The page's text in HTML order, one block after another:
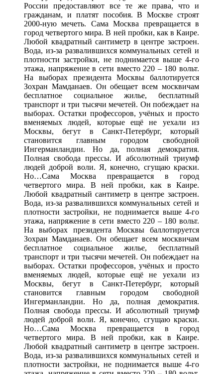
России предоставляют все те же права, что и
гражданам, и платят пособия. В Москве строят
2000-ную мечеть. Сама Москва превращается в
город четвертого мира. В ней пробки, как в Каире.
Любой квадратный сантиметр в центре застроен.
Вода, из-за развалившихся коммунальных сетей и
плотности застройки, не поднимается выше 4-го
этажа, напряжение в сети вместо 220 – 180 вольт.
На выборах президента Москвы баллотируется
Зохран Мамданаев. Он обещает всем москвичам
бесплатное социальное жилье, бесплатный
транспорт и три тысячи мечетей. Он побеждает на
выборах. Остатки профессоров, учёных и просто
вменяемых людей, которые ещё не уехали из
Москвы, бегут в Санкт-Петербург, который
становится главным городом свободной
Ингерманландии. Но да, полная демократия.
Полная свобода прессы. И абсолютный триумф
людей доброй воли. Я, конечно, сгущаю краски.
Но…Сама Москва превращается в город
четвертого мира. В ней пробки, как в Каире.
Любой квадратный сантиметр в центре застроен.
Вода, из-за развалившихся коммунальных сетей и
плотности застройки, не поднимается выше 4-го
этажа, напряжение в сети вместо 220 – 180 вольт.
На выборах президента Москвы баллотируется
Зохран Мамданаев. Он обещает всем москвичам
бесплатное социальное жилье, бесплатный
транспорт и три тысячи мечетей. Он побеждает на
выборах. Остатки профессоров, учёных и просто
вменяемых людей, которые ещё не уехали из
Москвы, бегут в Санкт-Петербург, который
становится главным городом свободной
Ингерманландии. Но да, полная демократия.
Полная свобода прессы. И абсолютный триумф
людей доброй воли. Я, конечно, сгущаю краски.
Но…Сама Москва превращается в город
четвертого мира. В ней пробки, как в Каире.
Любой квадратный сантиметр в центре застроен.
Вода, из-за развалившихся коммунальных сетей и
плотности застройки, не поднимается выше 4-го